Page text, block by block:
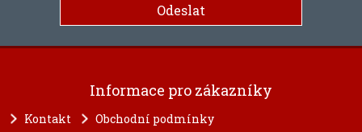
Informace pro zákazníky
Kontakt
Obchodní podmínky